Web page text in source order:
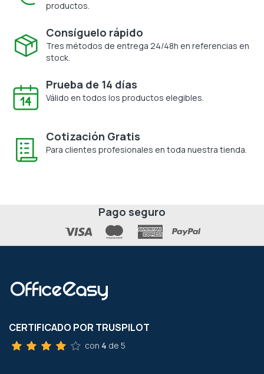
productos.
Consíguelo rápido
Tres métodos de entrega 24/48h en referencias en
stock.
Prueba de 14 días
Válido en todos los productos elegibles.
Cotización Gratis
Para clientes profesionales en toda nuestra tienda.
Pago seguro
CERTIFICADO POR TRUSPILOT
con 4 de 5